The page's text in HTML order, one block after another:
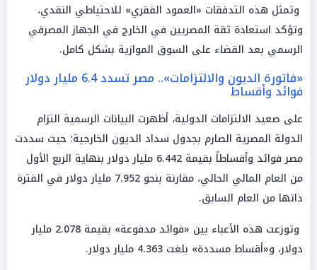
وتمثل هذه التدفقات «العمود الفقري» للاحتياطي النقدي،
وتؤكد استعادة ثقة المصريين في الخارج في الجهاز المصرفي
الرسمي بعد القضاء على السوق الموازية بشكل كامل.
«فاتورة الديون والالتزامات».. مصر تسدد 6.4 مليار دولار
فوائد وأقساط
على صعيد الالتزامات الدولية، أظهرت البيانات الرسمية التزام
الدولة المصرية الصارم بجدول سداد الديون الخارجية؛ حيث سددت
مصر فوائد وأقساطاً بقيمة 6.442 مليار دولار بنهاية الربع الأول
من العام المالي الحالي، مقارنة بنحو 7.952 مليار دولار في الفترة
ذاتها من العام السابق.
وتوزعت هذه الأعباء بين «فوائد مدفوعة» بقيمة 2.078 مليار
دولار، و«أقساط مسددة» بلغت 4.363 مليار دولار.